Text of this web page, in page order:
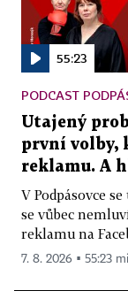
55:23
PODCAST
Utajený
první volby,
reklamu. A
V Podpásovce
se vůbec
reklamu na
7. 8. 2026 ▪ 55:23